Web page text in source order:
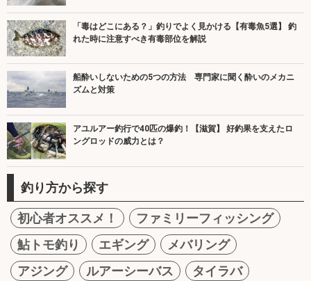
「毒はどこにある？」釣りでよく見かける【有毒魚5選】 釣
れた時に注意すべき有毒部位を解説
船酔いしないための5つの方法 専門家に聞く酔いのメカニ
ズムと対策
アユルアー釣行で40匹の爆釣！【滋賀】 好釣果を支えたロ
ングロッドの威力とは？
釣り方から探す
初心者オススメ！
ファミリーフィッシング
鮎トモ釣り
エギング
メバリング
アジング
ルアーシーバス
タイラバ